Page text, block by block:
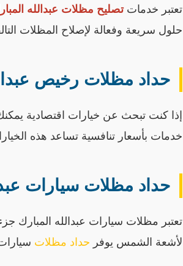
تعتبر خدمات تصليح مظلات عبدالله
حلول سريعة وفعالة لإصلاح المظلات
حداد مظلات رخيص
إذا كنت تبحث عن خيارات اقتصادية
خدمات بأسعار تنافسية تساعد هذه
حداد مظلات سيارات
تعتبر مظلات سيارات عبدالله المبارك
لأشعة الشمس يوفر حداد مظلات